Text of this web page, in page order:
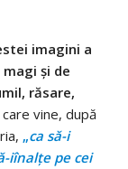
imagini a
și de
răsare,
vine, după
„ca să-i
-iînalțe pe cei